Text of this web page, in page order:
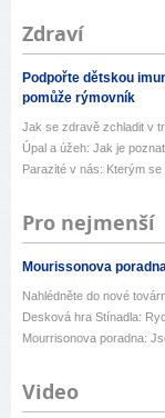
Zdraví
Podpořte dětskou
pomůže rýmovník
Jak se zdravě zchladit v
Úpal a úžeh: Jak je
Parazité v nás: Kterým se
Pro nejmenší
Mourissonova poradna
Nahlédněte do nové
Desková hra Stínadla:
Mourrisonova poradna:
Video